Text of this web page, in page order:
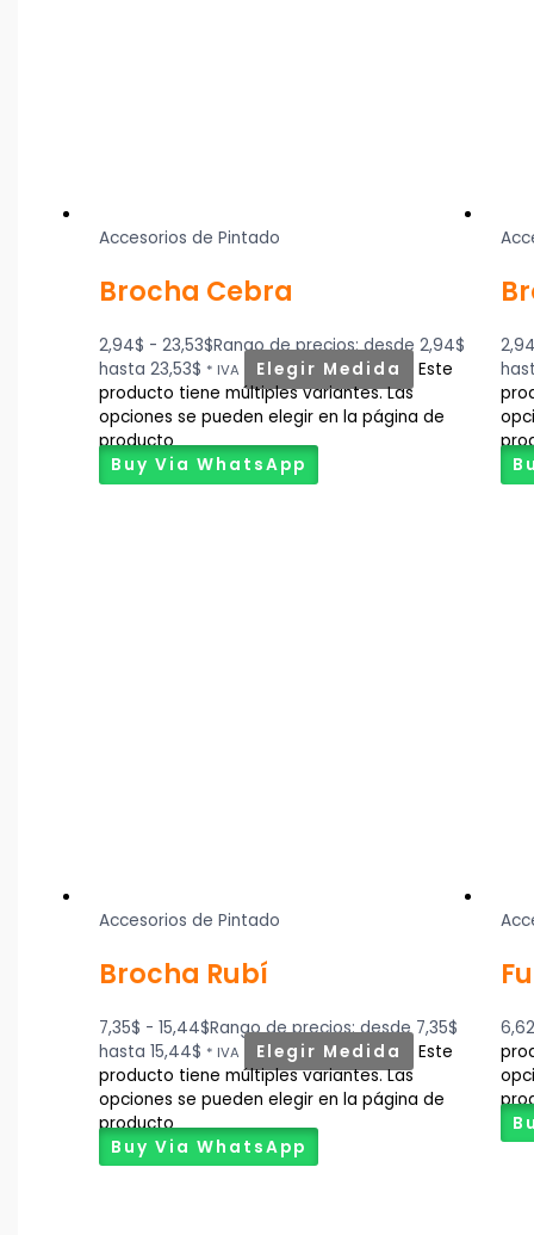
Accesorios de Pintado
Brocha Cebra
2,94$ - 23,53$Rango de precios: desde 2,94$
hasta 23,53$ * IVA Elegir Medida
Este
producto tiene múltiples variantes. Las
opciones se pueden elegir en la página de
producto
Buy Via WhatsApp
Accesorios de Pintado
Brocha Rubí
7,35$ - 15,44$Rango de precios: desde 7,35$
hasta 15,44$ * IVA Elegir Medida
Este
producto tiene múltiples variantes. Las
opciones se pueden elegir en la página de
producto
Buy Via WhatsApp